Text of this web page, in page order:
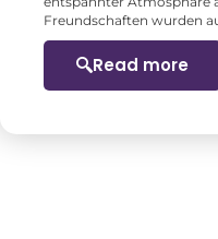
Freundschaften wurden
Read more